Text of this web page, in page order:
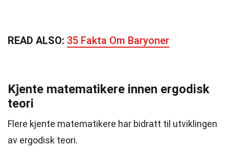
READ ALSO: 35 Fakta Om Baryoner
Kjente matematikere innen ergodisk
teori
Flere kjente matematikere har bidratt til utviklingen
av ergodisk teori.